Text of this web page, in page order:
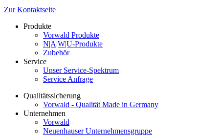
Zur Kontaktseite
Produkte
Vorwald Produkte
N|A|W|U-Produkte
Zubehör
Service
Unser Service-Spektrum
Service Anfrage
Qualitätssicherung
Vorwald - Qualität Made in Germany
Unternehmen
Vorwald
Neuenhauser Unternehmensgruppe